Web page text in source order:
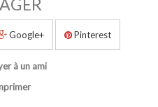
Google+ Pinterest
à un ami